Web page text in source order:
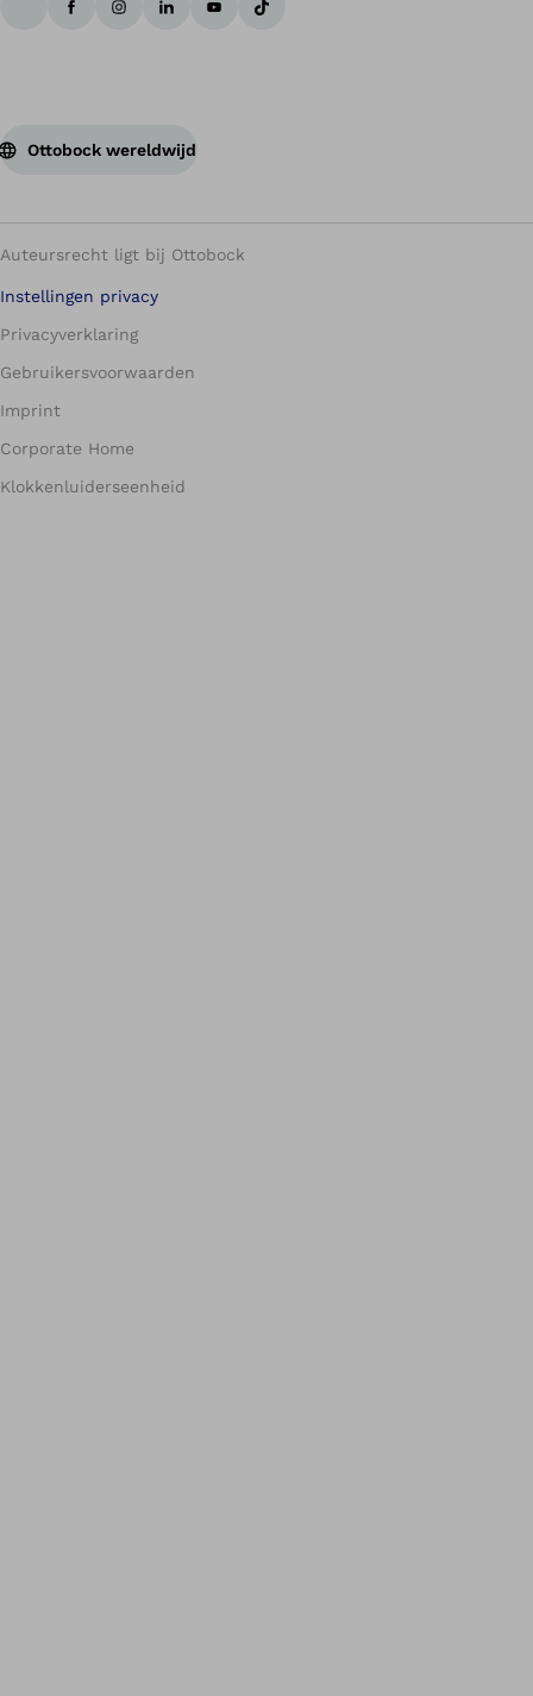
Ottobock wereldwijd
Auteursrecht ligt bij Ottobock
Instellingen privacy
Privacyverklaring
Gebruikersvoorwaarden
Imprint
Corporate Home
Klokkenluiderseenheid